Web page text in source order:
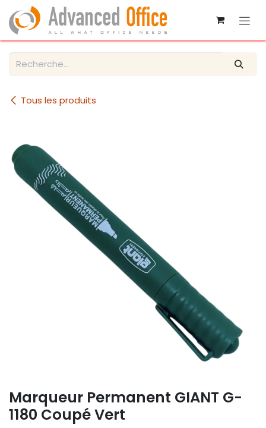
Se rendre au contenu
Tous les produits
Marqueur Permanent GIANT G-
1180 Coupé Vert